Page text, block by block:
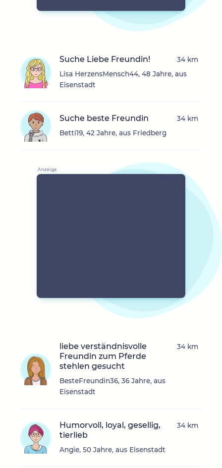
Suche Liebe Freundin!
Lisa HerzensMensch44, 48 Jahre, aus
Eisenstadt
34 km
Suche beste Freundin
Betti19, 42 Jahre, aus Friedberg
34 km
liebe verständnisvolle
Freundin zum Pferde
stehlen gesucht
BesteFreundin36, 36 Jahre, aus
Eisenstadt
34 km
Humorvoll, loyal, gesellig,
tierlieb
Angie, 50 Jahre, aus Eisenstadt
34 km